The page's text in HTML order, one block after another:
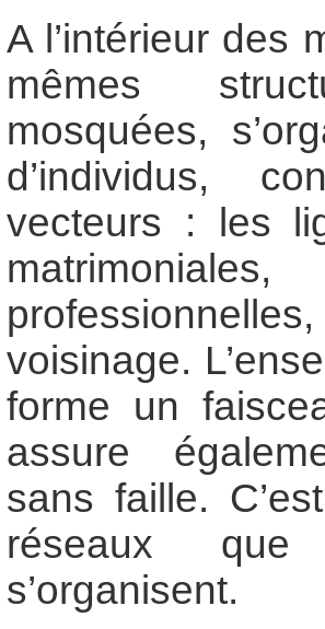
A l’intérieur des
mêmes
mosquées,
d’individus,
vecteurs : les
voisinage.
forme un
assure
sans faille.
réseaux que
s’organisent.